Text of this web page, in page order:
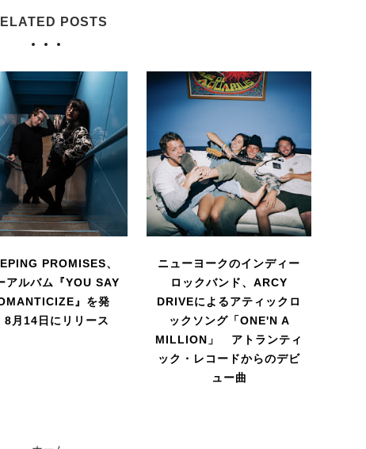
POSTS
PROMISES、
アルバム『YOU SAY
』を発
月14日にリリース
ニューヨークのインディー
ロックバンド、ARCY
DRIVEによるアティックロ
ックソング「ONE'N A
MILLION」 アトランティ
ック・レコードからのデビ
ュー曲